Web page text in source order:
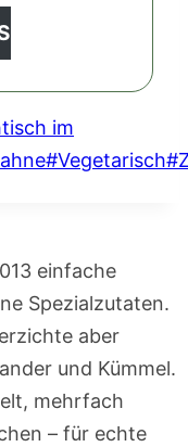
im
#Vegetarisch#
einfache
Spezialzutaten.
aber
und Kümmel.
mehrfach
– für echte